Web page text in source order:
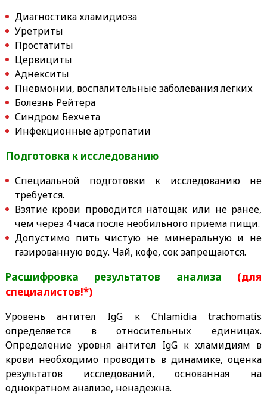
Диагностика хламидиоза
Уретриты
Простатиты
Цервициты
Аднекситы
Пневмонии, воспалительные заболевания легких
Болезнь Рейтера
Синдром Бехчета
Инфекционные артропатии
Подготовка к исследованию
Специальной подготовки к исследованию не
требуется.
Взятие крови проводится натощак или не ранее,
чем через 4 часа после необильного приема пищи.
Допустимо питьчистую не минеральную и не
газированную воду. Чай, кофе, сок запрещаются.
Расшифровка результатов анализа (для
специалистов!*)
Уровень антител IgG к Chlamidia trachomatis
определяется в относительных единицах.
Определение уровня антител IgG к хламидиям в
крови необходимо проводить в динамике, оценка
результатов исследований, основанная на
однократном анализе, ненадежна.